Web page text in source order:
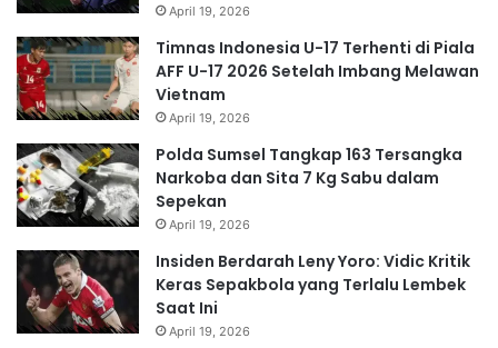
April 19, 2026
Timnas Indonesia U-17 Terhenti di Piala
AFF U-17 2026 Setelah Imbang Melawan
Vietnam
April 19, 2026
Polda Sumsel Tangkap 163 Tersangka
Narkoba dan Sita 7 Kg Sabu dalam
Sepekan
April 19, 2026
Insiden Berdarah Leny Yoro: Vidic Kritik
Keras Sepakbola yang Terlalu Lembek
Saat Ini
April 19, 2026